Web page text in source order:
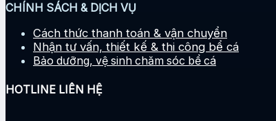
CHÍNH SÁCH & DỊCH VỤ
Cách thức thanh toán & vận chuyển
Nhận tư vấn, thiết kế & thi công bể cá
Bảo dưỡng, vệ sinh chăm sóc bể cá
HOTLINE LIÊN HỆ